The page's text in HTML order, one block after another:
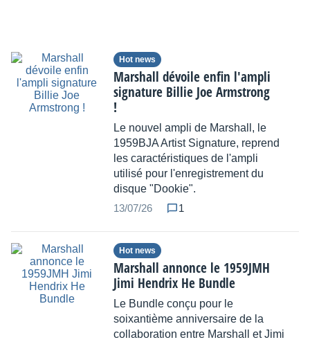
Hot news
Marshall dévoile enfin l'ampli
signature Billie Joe Armstrong
!
Le nouvel ampli de Marshall, le
1959BJA Artist Signature, reprend
les caractéristiques de l'ampli
utilisé pour l'enregistrement du
disque "Dookie".
13/07/26
1
Hot news
Marshall annonce le 1959JMH
Jimi Hendrix He Bundle
Le Bundle conçu pour le
soixantième anniversaire de la
collaboration entre Marshall et Jimi